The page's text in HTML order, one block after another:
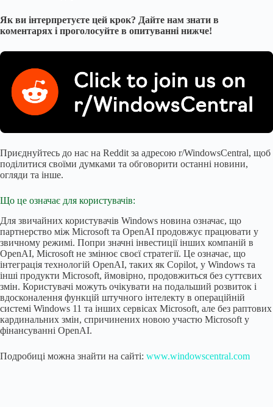
Як ви інтерпретуєте цей крок? Дайте нам знати в
коментарях і проголосуйте в опитуванні нижче!
Приєднуйтесь до нас на Reddit за адресою r/WindowsCentral, щоб
поділитися своїми думками та обговорити останні новини,
огляди та інше.
Що це означає для користувачів:
Для звичайних користувачів Windows новина означає, що
партнерство між Microsoft та OpenAI продовжує працювати у
звичному режимі. Попри значні інвестиції інших компаній в
OpenAI, Microsoft не змінює своєї стратегії. Це означає, що
інтеграція технологій OpenAI, таких як Copilot, у Windows та
інші продукти Microsoft, ймовірно, продовжиться без суттєвих
змін. Користувачі можуть очікувати на подальший розвиток і
вдосконалення функцій штучного інтелекту в операційній
системі Windows 11 та інших сервісах Microsoft, але без раптових
кардинальних змін, спричинених новою участю Microsoft у
фінансуванні OpenAI.
Подробиці можна знайти на сайті: www.windowscentral.com